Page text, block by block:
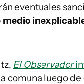
eventuales
El Observador
comuna luego